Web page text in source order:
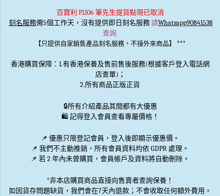
百寶利 P1106 筆先生提貨點現已取消
刻名服務需5個工作天，沒有提供即日刻名服務請Whatsapp90841538
查詢
【只提供自家銷售產品刻名服務，不接外來商品】 ***
香港購買保障：1.有香港保養及售前售後服務(根據客戶登入電話網
店查單)；
2.所有商品正版正貨
🔒所有介紹產品其間都有大優惠
🛍️ 記得登入會員查看專屬價格！
📌 優惠只限登記會員 ，登入後即顯示優惠價。
📌 我們不主動推銷 ，所有會員資料均依 GDPR 處理。
📌 若 2 年內未曾購買，會員帳戶及資料將自動刪除。
*非本店購買商品直接向售賣者查詢保養！
如因貨存問題缺貨，我們會在7天內退款；不會收取任何額外費用。